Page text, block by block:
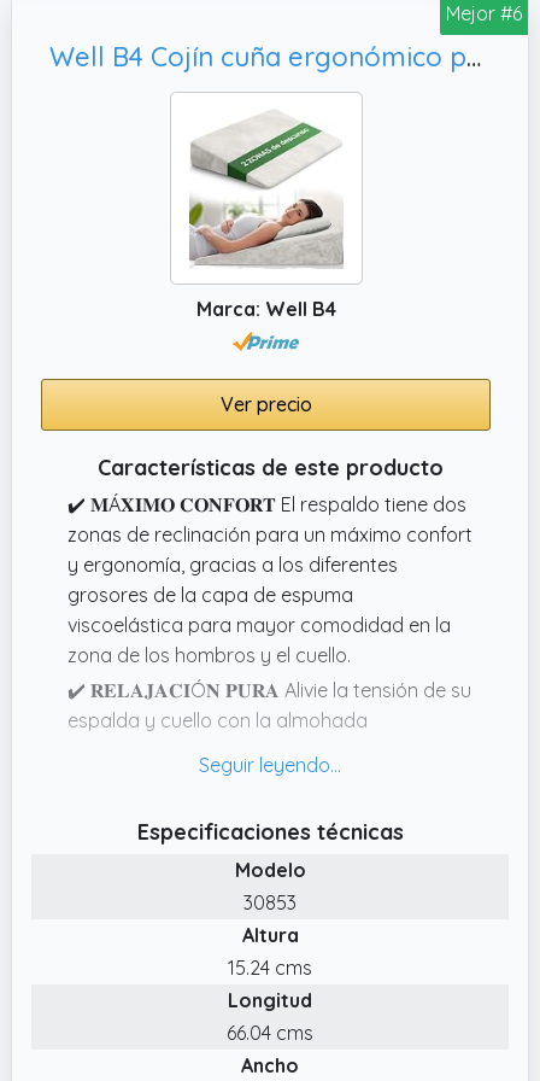
almohada cervicales y cuello para elevar los
pies comprimida.
Mejor #6
Well B4 Cojín cuña ergonómico para Cama y sofá, cómoda Almohada antirreflujo y cojín de Lectura para elevación del sueño o como Respaldo
Marca: Well B4
Ver precio
Características de este producto
✔️ 𝐌Á𝐗𝐈𝐌𝐎 𝐂𝐎𝐍𝐅𝐎𝐑𝐓 El respaldo tiene dos
zonas de reclinación para un máximo confort
y ergonomía, gracias a los diferentes
grosores de la capa de espuma
viscoelástica para mayor comodidad en la
zona de los hombros y el cuello.
✔️ 𝐑𝐄𝐋𝐀𝐉𝐀𝐂𝐈Ó𝐍 𝐏𝐔𝐑𝐀 Alivie la tensión de su
espalda y cuello con la almohada
coordinadas proporcionan un soporte
✔️ 𝐀𝐌𝐈𝐆𝐀𝐁𝐋𝐄 𝐂𝐎𝐍 𝐄𝐋 𝐌𝐄𝐃𝐈𝐎 𝐀𝐌𝐁𝐈𝐄𝐍𝐓𝐄
El medio ambiente es importante para
nosotros. Por eso transportamos el soporte
lumbar comprimida.
✔️ 𝐅𝐎𝐑𝐌𝐀 𝐄𝐑𝐆𝐎𝐍𝐎𝐌𝐈𝐂𝐀 La suave
transición al colchón garantiza que la
almohada para el reflujo se funda con el
colchón y que toda la espalda tenga espacio
Especificaciones técnicas
Modelo
30853
Altura
15.24 cms
Longitud
66.04 cms
Ancho